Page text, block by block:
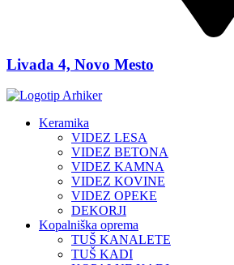
Livada 4, Novo Mesto
Keramika
VIDEZ LESA
VIDEZ BETONA
VIDEZ KAMNA
VIDEZ KOVINE
VIDEZ OPEKE
DEKORJI
Kopalniška oprema
TUŠ KANALETE
TUŠ KADI